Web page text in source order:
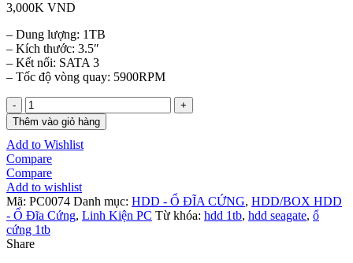
3,000K VND
– Dung lượng: 1TB
– Kích thước: 3.5″
– Kết nối: SATA 3
– Tốc độ vòng quay: 5900RPM
HDD
1T
Seagate
Sky
sata
3
NEW
chính
hãng
Viễn
Sơn
Thêm vào giỏ hàng
Add to Wishlist
Compare
Compare
Add to wishlist
Mã: PC0074 Danh mục: HDD - Ổ ĐĨA CỨNG, HDD/BOX HDD
- Ổ Đĩa Cứng, Linh Kiện PC Từ khóa: hdd 1tb, hdd seagate, ổ
cứng 1tb
Share